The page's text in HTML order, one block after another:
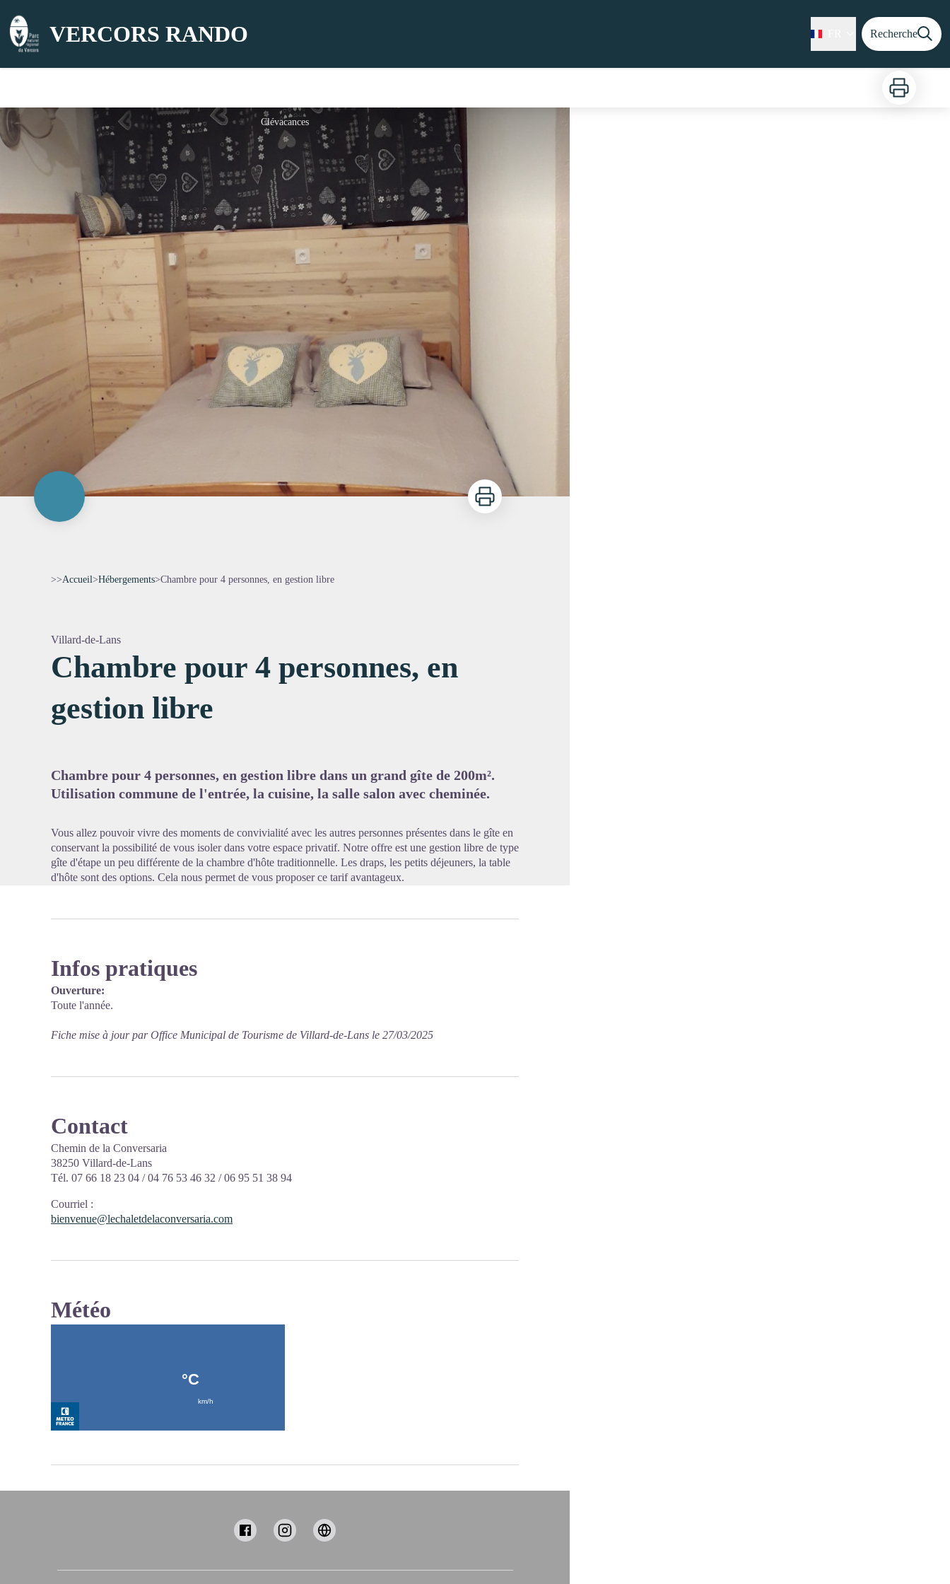
VERCORS RANDO Recherche
Imprimer
Clévacances
Imprimer
>>Accueil>Hébergements>Chambre pour 4 personnes, en gestion libre
Villard-de-Lans
Chambre pour 4 personnes, en
gestion libre
Chambre pour 4 personnes, en gestion libre dans un grand gîte de 200m².
Utilisation commune de l'entrée, la cuisine, la salle salon avec cheminée.
Vous allez pouvoir vivre des moments de convivialité avec les autres personnes présentes dans le gîte en
conservant la possibilité de vous isoler dans votre espace privatif. Notre offre est une gestion libre de type
gîte d'étape un peu différente de la chambre d'hôte traditionnelle. Les draps, les petits déjeuners, la table
d'hôte sont des options. Cela nous permet de vous proposer ce tarif avantageux.
Infos pratiques
Ouverture:
Toute l'année.
Fiche mise à jour par Office Municipal de Tourisme de Villard-de-Lans le 27/03/2025
Contact
Chemin de la Conversaria
38250 Villard-de-Lans
Tél. 07 66 18 23 04 / 04 76 53 46 32 / 06 95 51 38 94
Courriel :
bienvenue@lechaletdelaconversaria.com
Météo